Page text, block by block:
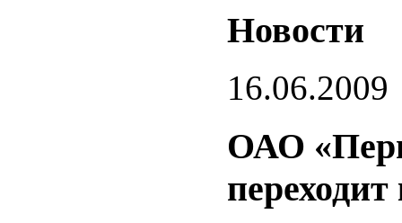
Новости
16.06.2009
ОАО